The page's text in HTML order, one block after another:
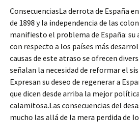
ConsecuenciasLa derrota de España
de 1898 y la independencia de las
manifiesto el problema de España:
con respecto a los países más
causas de este atraso se ofrecen
señalan la necesidad de reformar el
Expresan su deseo de regenerar a
que dicen desde arriba la mejor
calamitosa.Las consecuencias del
mucho las allá de la mera perdida de